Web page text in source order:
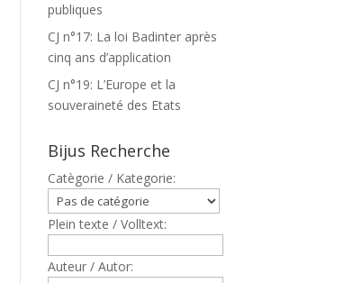
publiques
CJ n°17: La loi Badinter après
cinq ans d’application
CJ n°19: L’Europe et la
souveraineté des Etats
Bijus Recherche
Catègorie / Kategorie:
Plein texte / Volltext:
Auteur / Autor: